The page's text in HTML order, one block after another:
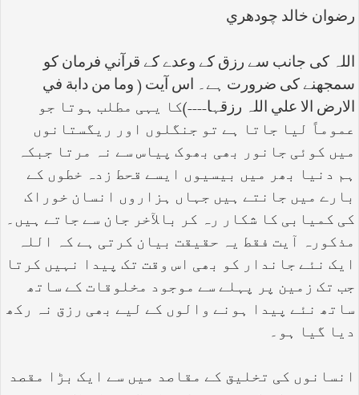
رضوان خالد چودھري
اللہ کی جانب سے رزق کے وعدے کے قرآني فرمان کو
سمجھنے کی ضرورت ہے۔ اس آیت ( وما من دابة في
الارض الا علي اللہ رزقہا----(کا یہی مطلب ہوتا جو
عموماً لیا جاتا ہے تو جنگلوں اور ریگستانوں
میں کوئی جانور بھی بھوک پیاس سے نہ مرتا جبکہ
ہم دنیا بھر میں بیسیوں ایسے قحط زدہ خطوں کے
بارے میں جانتے ہیں جہاں ہزاروں انسان خوراک
کی کمیابی کا شکار رہ کر بالآخر جان سے جاتے ہیں۔
مذکورہ آیت فقط یہ حقیقت بیان کرتی ہے کہ اللہ
ایک نئے جاندار کو بھی اس وقت تک پیدا نہیں کرتا
جب تک زمین پر پہلے سے موجود مخلوقات کے ساتھ
ساتھ نئے پیدا ہونے والوں کے لیے بھی رزق نہ رکھ
دیا گیا ہو۔
انسانوں کی تخلیق کے مقاصد میں سے ایک بڑا مقصد